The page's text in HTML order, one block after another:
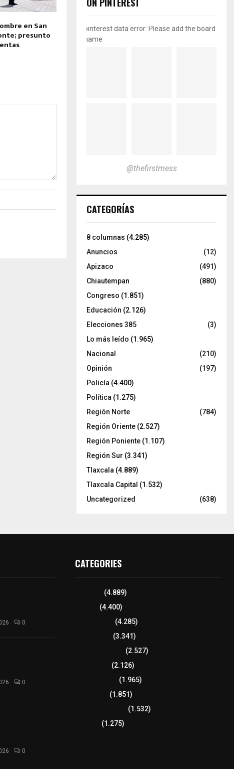
en San
presunto
pinterest data error: Please add the board
name
@thefirstmess
CATEGORÍAS
8 columnas (4.285)
Anuncios
(12)
Apizaco
(491)
Chiautempan
(880)
Congreso (1.851)
Educación (2.126)
Elecciones 385
(3)
Lo más leído (1.965)
Nacional
(210)
Opinión
(197)
Policía (4.400)
Política (1.275)
Región Norte
(784)
Región Oriente (2.527)
Región Poniente (1.107)
Región Sur (3.341)
Tlaxcala (4.889)
Tlaxcala Capital (1.532)
Uncategorized
(638)
0
0
0
CATEGORIES
(4.889)
(4.400)
(4.285)
(3.341)
(2.527)
(2.126)
(1.965)
(1.851)
(1.532)
(1.275)